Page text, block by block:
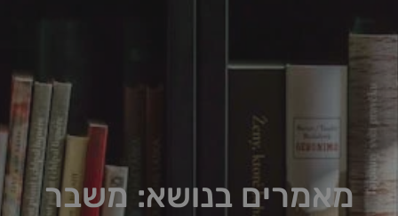
מאמרים בנושא: משבר